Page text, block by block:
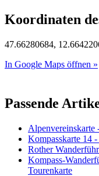
Koordinaten
47.66280684,
In Google Maps öffnen »
Passende
Alpenvereinskarte
Kompasskarte 14
Rother
Kompass-
Tourenkarte